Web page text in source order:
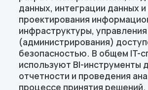
данных, интеграции данных
проектирования
инфраструктуры, управления
(администрирования)
безопасностью. В общем IT-
используют BI-инструменты
отчетности и проведения
процессе принятия решений.